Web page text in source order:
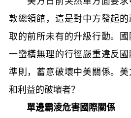
敦總領館，這是對中方發起
取的前所未有的升級行動。
一蠻橫無理的行徑嚴重違反
準則，蓄意破壞中美關係。
和利益的破壞者？
單邊霸淩危害國際關係